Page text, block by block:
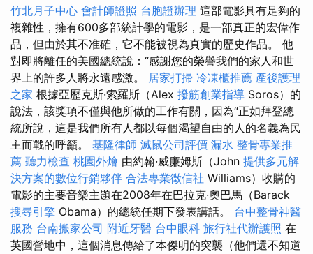
竹北月子中心 會計師證照 台胞證辦理 這部電影具有足夠的
複雜性，擁有600多部統計學的電影，是一部真正的宏偉作
品，但由於其不准確，它不能被視為真實的歷史作品。 他
對即將離任的美國總統說：“感謝您的榮譽我們的家人和世
界上的許多人將永遠感激。 居家打掃 冷凍櫃推薦 產後護理
之家 根據亞歷克斯·索羅斯（Alex 撥筋創業指導 Soros）的
說法，該獎項不僅與他所做的工作有關，因為“正如拜登總
統所說，這是我們所有人都以每個渴望自由的人的名義為民
主而戰的呼籲。 基隆律師 滅鼠公司評價 漏水 整骨專業推
薦 聽力檢查 桃園外燴 由約翰·威廉姆斯（John 提供多元解
決方案的數位行銷夥伴 合法專業徵信社 Williams）收購的
電影的主要音樂主題在2008年在巴拉克·奧巴馬（Barack
搜尋引擎 Obama）的總統任期下發表講話。 台中整骨神醫
服務 台南搬家公司 附近牙醫 台中眼科 旅行社代辦護照 在
英國營地中，這個消息傳給了本傑明的突襲（他們還不知道